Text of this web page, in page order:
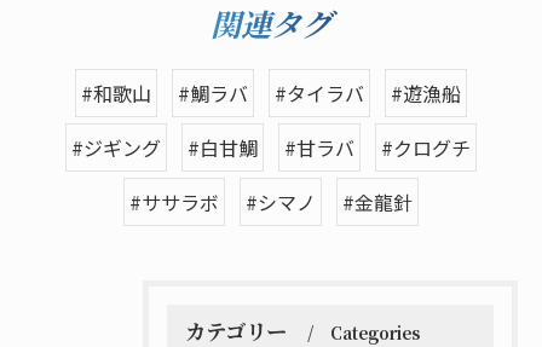
関連タグ
#和歌山 #鯛ラバ #タイラバ
#遊漁船
#ジギング
#白甘鯛 #甘ラバ
#クログチ
#ササラボ
#シマノ #金龍針
カテゴリー Categories